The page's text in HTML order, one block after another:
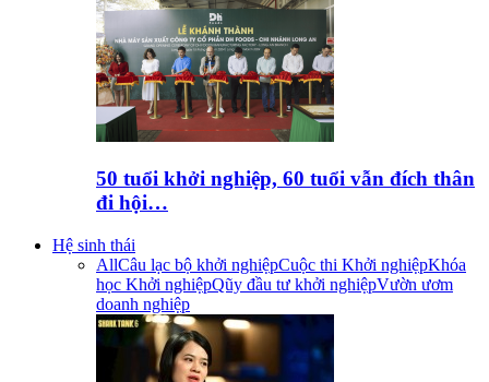
50 tuổi khởi nghiệp, 60 tuổi vẫn đích thân
đi hội…
Hệ sinh thái
AllCâu lạc bộ khởi nghiệpCuộc thi Khởi nghiệpKhóa
học Khởi nghiệpQũy đầu tư khởi nghiệpVườn ươm
doanh nghiệp